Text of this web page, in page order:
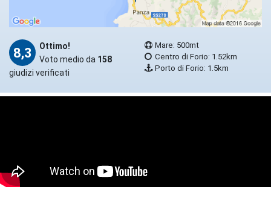
8,3
Ottimo!
Voto medio da 158
giudizi verificati
Mare: 500mt
Centro di Forio: 1.52km
Porto di Forio: 1.5km